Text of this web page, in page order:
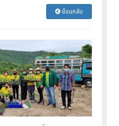
ย้อนกลับ